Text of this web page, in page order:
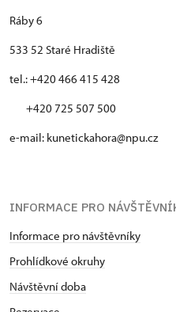
Ráby 6
533 52 Staré Hradiště
tel.: +420 466 415 428
+420 725 507 500
e-mail: kunetickahora@npu.cz
INFORMACE PRO
Informace pro návštěvníky
Prohlídkové okruhy
Návštěvní doba